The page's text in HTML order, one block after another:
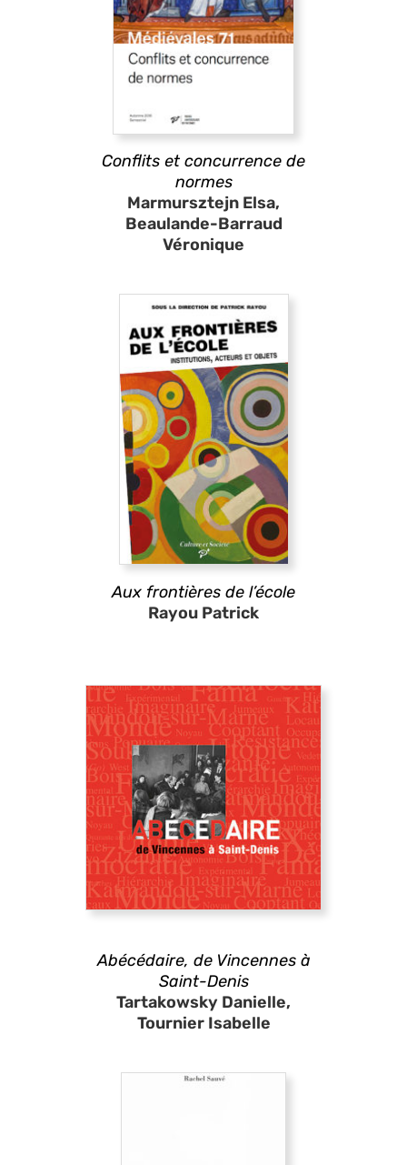
Conflits et concurrence de
normes
Marmursztejn Elsa,
Beaulande-Barraud
Véronique
Aux frontières de l’école
Rayou Patrick
Abécédaire, de Vincennes à
Saint-Denis
Tartakowsky Danielle,
Tournier Isabelle